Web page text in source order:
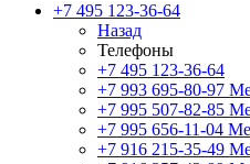
+7 495 123-36-64
Назад
Телефоны
+7 495 123-36-64
+7 993 695-80-97
+7 995 507-82-85
+7 995 656-11-04
+7 916 215-35-49